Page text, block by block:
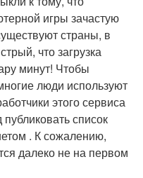
игры зачастую
страны, в
что загрузка
минут! Чтобы
люди используют
этого сервиса
список
. К сожалению,
далеко не на первом